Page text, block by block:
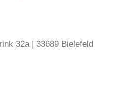
32a | 33689 Bielefeld